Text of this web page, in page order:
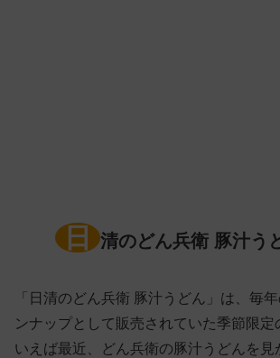
日 清のどん兵衛 豚汁う
「日清のどん兵衛 豚汁うどん」は、毎
ンナップとして販売されていた季節限定
いえば最近、どん兵衛の豚汁うどんを